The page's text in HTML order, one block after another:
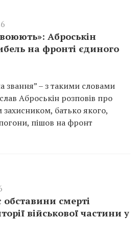
Аброськін
на фронті єдиного
звання” – з такими словами
Аброськін розповів про
батько якого,
пішов на фронт
обставини смерті
військової частини у